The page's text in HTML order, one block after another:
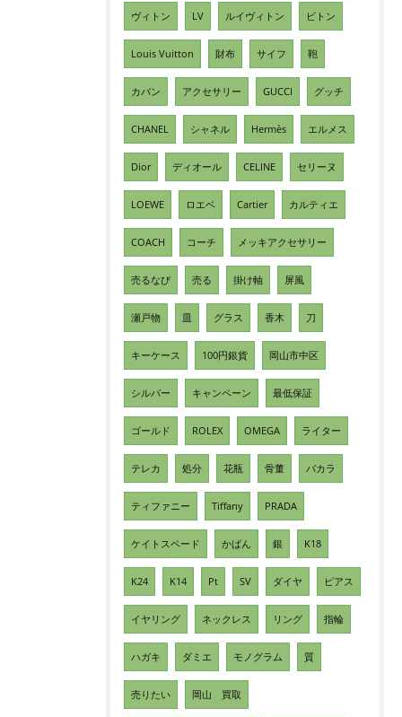
ヴィトン LV ルイヴィトン ビトン
Louis Vuitton 財布 サイフ 鞄
カバン アクセサリー GUCCI グッチ
CHANEL シャネル Hermès エルメス
Dior ディオール CELINE セリーヌ
LOEWE ロエベ Cartier カルティエ
COACH コーチ メッキアクセサリー
売るなび 売る 掛け軸 屏風
瀬戸物 皿 グラス 香木 刀
キーケース 100円銀貨 岡山市中区
シルバー キャンペーン 最低保証
ゴールド ROLEX OMEGA ライター
テレカ 処分 花瓶 骨董 バカラ
ティファニー Tiffany PRADA
ケイトスペード かばん 銀 K18
K24 K14 Pt SV ダイヤ ピアス
イヤリング ネックレス リング 指輪
ハガキ ダミエ モノグラム 質
売りたい 岡山 買取